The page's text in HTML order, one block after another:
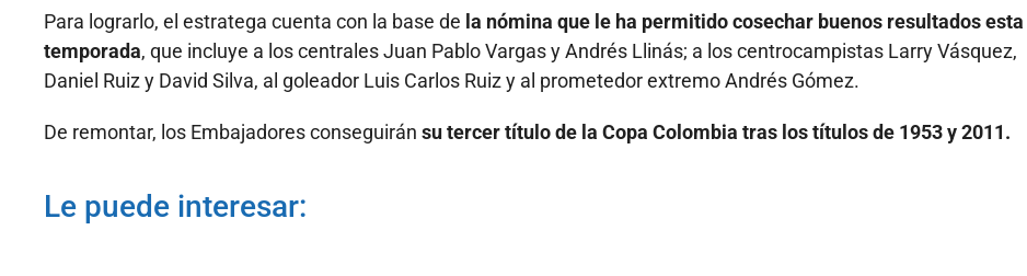
Para lograrlo, el estratega cuenta con la base de la nómina que le ha permitido cosechar buenos resultados esta
temporada, que incluye a los centrales Juan Pablo Vargas y Andrés Llinás; a los centrocampistas Larry Vásquez,
Daniel Ruiz y David Silva, al goleador Luis Carlos Ruiz y al prometedor extremo Andrés Gómez.
De remontar, los Embajadores conseguirán su tercer título de la Copa Colombia tras los títulos de 1953 y 2011.
Le puede interesar: